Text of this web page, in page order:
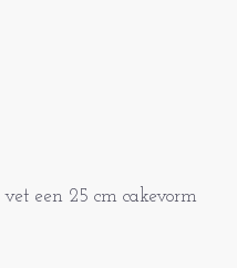
vet een 25 cm cakevorm